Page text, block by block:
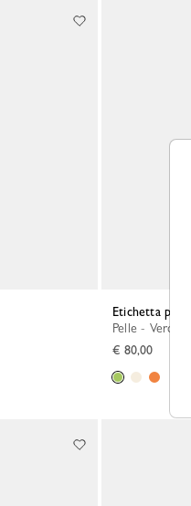
Etichetta per
Pelle - Verde
€ 80,00